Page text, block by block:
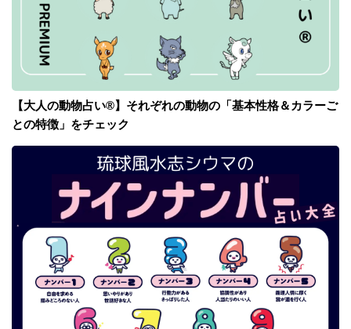
【大人の動物占い®】それぞれの動物の「基本性格＆カラーご
との特徴」をチェック